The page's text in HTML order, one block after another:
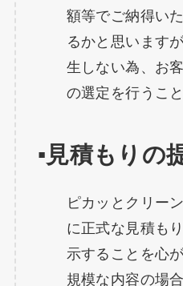
額等でご納得い
るかと思います
生しない為、お
の選定を行うこ
▪️見積もりの
ピカッとクリー
に正式な見積も
示することを心
規模な内容の場